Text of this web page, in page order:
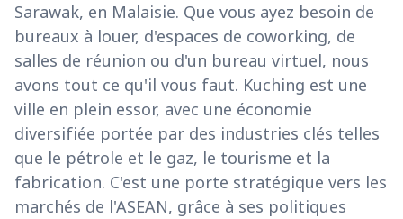
Sarawak, en Malaisie. Que vous ayez besoin de
bureaux à louer, d'espaces de coworking, de
salles de réunion ou d'un bureau virtuel, nous
avons tout ce qu'il vous faut. Kuching est une
ville en plein essor, avec une économie
diversifiée portée par des industries clés telles
que le pétrole et le gaz, le tourisme et la
fabrication. C'est une porte stratégique vers les
marchés de l'ASEAN, grâce à ses politiques